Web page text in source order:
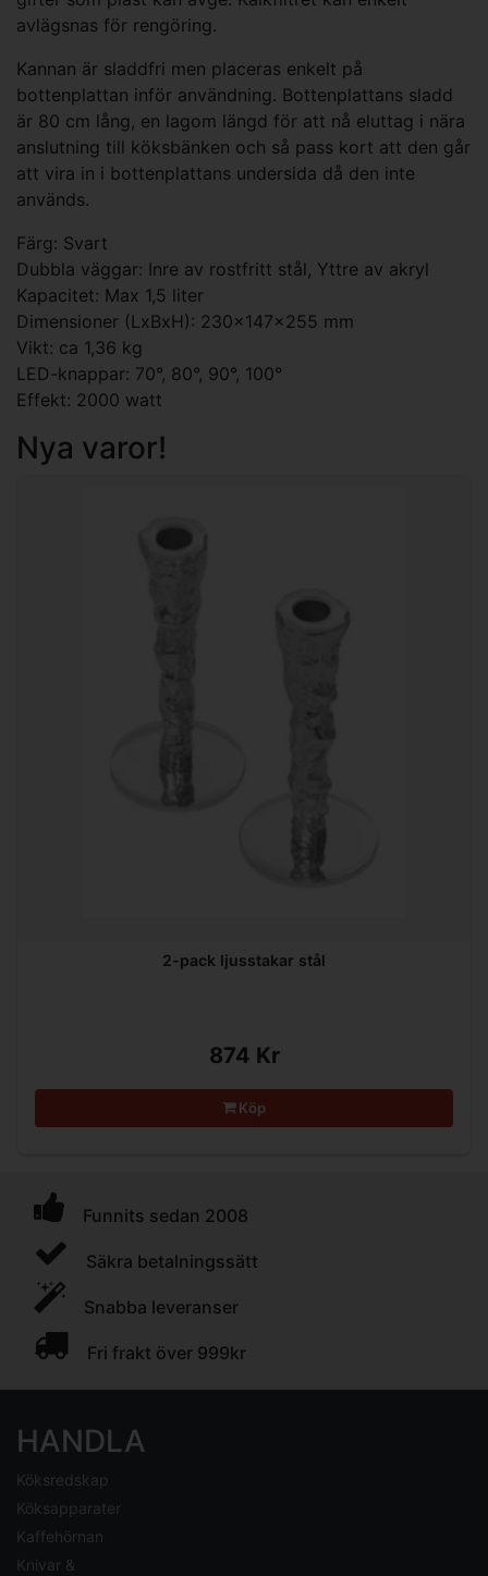
avlägsnas för rengöring.
Kannan är sladdfri men placeras enkelt på
bottenplattan inför användning. Bottenplattans sladd
är 80 cm lång, en lagom längd för att nå eluttag i nära
anslutning till köksbänken och så pass kort att den går
att vira in i bottenplattans undersida då den inte
används.
Färg: Svart
Dubbla väggar: Inre av rostfritt stål, Yttre av akryl
Kapacitet: Max 1,5 liter
Dimensioner (LxBxH): 230x147x255 mm
Vikt: ca 1,36 kg
LED-knappar: 70°, 80°, 90°, 100°
Effekt: 2000 watt
Nya varor!
2-pack ljusstakar stål
874 Kr
Köp
Funnits sedan 2008
Säkra betalningssätt
Snabba leveranser
Fri frakt över 999kr
HANDLA
Köksredskap
Köksapparater
Kaffehörnan
Knivar &